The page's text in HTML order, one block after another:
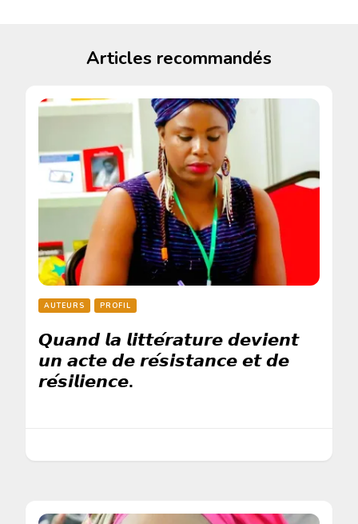
Articles recommandés
AUTEURS PROFIL
𝙌𝙪𝙖𝙣𝙙 𝙡𝙖 𝙡𝙞𝙩𝙩𝙚́𝙧𝙖𝙩𝙪𝙧𝙚 𝙙𝙚𝙫𝙞𝙚𝙣𝙩
𝙪𝙣 𝙖𝙘𝙩𝙚 𝙙𝙚 𝙧𝙚́𝙨𝙞𝙨𝙩𝙖𝙣𝙘𝙚 𝙚𝙩 𝙙𝙚
𝙧𝙚́𝙨𝙞𝙡𝙞𝙚𝙣𝙘𝙚.